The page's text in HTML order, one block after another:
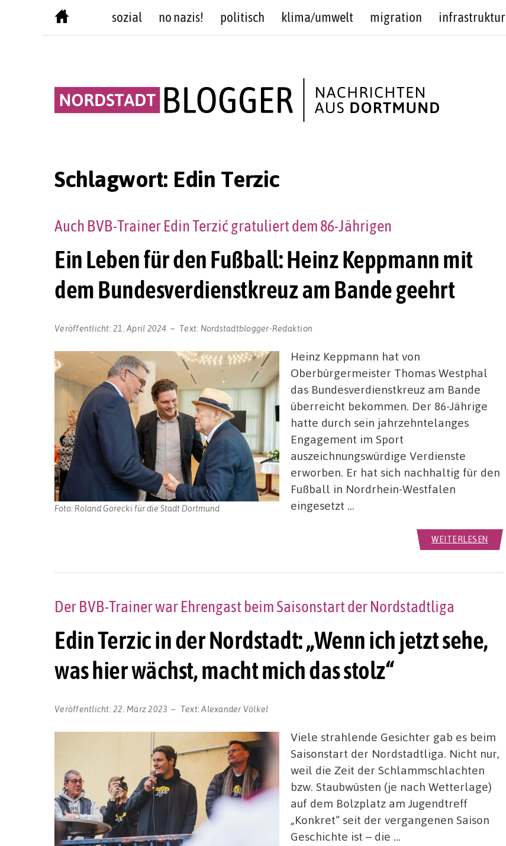
sozial no nazis! politisch klima/umwelt migration infrastruktur
Schlagwort: Edin Terzic
Ein Leben für den Fußball: Heinz Keppmann mit
dem Bundesverdienstkreuz am Bande geehrt
Auch BVB-Trainer Edin Terzić gratuliert dem 86-Jährigen
Veröffentlicht:21. April 2024 Text: Nordstadtblogger-Redaktion
Foto: Roland Gorecki für die Stadt Dortmund
Heinz Keppmann hat von
Oberbürgermeister Thomas Westphal
das Bundesverdienstkreuz am Bande
überreicht bekommen. Der 86-Jährige
hatte durch sein jahrzehntelanges
Engagement im Sport
auszeichnungswürdige Verdienste
erworben. Er hat sich nachhaltig für den
Fußball in Nordrhein-Westfalen
eingesetzt …
WEITERLESEN
Edin Terzic in der Nordstadt: „Wenn ich jetzt sehe,
was hier wächst, macht mich das stolz“
Der BVB-Trainer war Ehrengast beim Saisonstart der Nordstadtliga
Veröffentlicht:22. März 2023 Text:Alexander Völkel
Viele strahlende Gesichter gab es beim
Saisonstart der Nordstadtliga. Nicht nur,
weil die Zeit der Schlammschlachten
bzw. Staubwüsten (je nach Wetterlage)
auf dem Bolzplatz am Jugendtreff
„Konkret“ seit der vergangenen Saison
Geschichte ist – die …